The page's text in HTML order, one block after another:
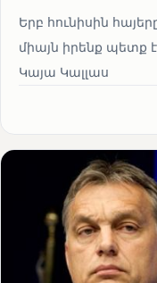
Երբ հունիսին
միայն իրենք պետք
Կայա Կալլաս